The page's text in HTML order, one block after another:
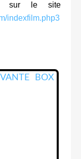
sur le site
indexfilm.php3